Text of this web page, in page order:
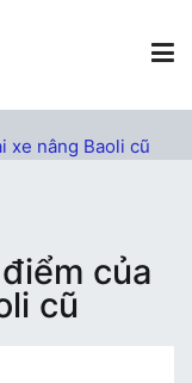
xe nâng Baoli cũ
của
cũ